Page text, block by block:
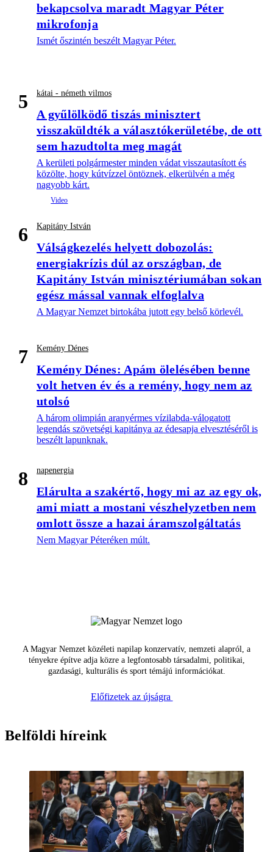
bekapcsolva maradt Magyar Péter
mikrofonja
Ismét őszintén beszélt Magyar Péter.
5 kátai - németh vilmos
A gyűlölködő tiszás minisztert
visszaküldték a választókerületébe, de ott
sem hazudtolta meg magát
A kerületi polgármester minden vádat visszautasított és
közölte, hogy kútvízzel öntöznek, elkerülvén a még
nagyobb kárt.
6 Kapitány István
Válságkezelés helyett dobozolás:
energiakrízis dúl az országban, de
Kapitány István minisztériumában sokan
egész mással vannak elfoglalva
A Magyar Nemzet birtokába jutott egy belső körlevél.
7 Kemény Dénes
Kemény Dénes: Apám ölelésében benne
volt hetven év és a remény, hogy nem az
utolsó
A három olimpián aranyérmes vízilabda-válogatott
legendás szövetségi kapitánya az édesapja elvesztéséről is
beszélt lapunknak.
8 napenergia
Elárulta a szakértő, hogy mi az az egy ok,
ami miatt a mostani vészhelyzetben nem
omlott össze a hazai áramszolgáltatás
Nem Magyar Péteréken múlt.
A Magyar Nemzet közéleti napilap konzervatív, nemzeti alapról, a
tényekre építve adja közre a legfontosabb társadalmi, politikai,
gazdasági, kulturális és sport témájú információkat.
Előfizetek az újságra
Belföldi híreink